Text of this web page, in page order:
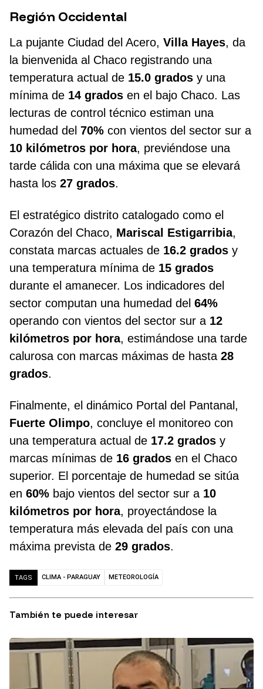
Región Occidental
La pujante Ciudad del Acero, Villa Hayes, da
la bienvenida al Chaco registrando una
temperatura actual de 15.0 grados y una
mínima de 14 grados en el bajo Chaco. Las
lecturas de control técnico estiman una
humedad del 70% con vientos del sector sur a
10 kilómetros por hora, previéndose una
tarde cálida con una máxima que se elevará
hasta los 27 grados.
El estratégico distrito catalogado como el
Corazón del Chaco, Mariscal Estigarribia,
constata marcas actuales de 16.2 grados y
una temperatura mínima de 15 grados
durante el amanecer. Los indicadores del
sector computan una humedad del 64%
operando con vientos del sector sur a 12
kilómetros por hora, estimándose una tarde
calurosa con marcas máximas de hasta 28
grados.
Finalmente, el dinámico Portal del Pantanal,
Fuerte Olimpo, concluye el monitoreo con
una temperatura actual de 17.2 grados y
marcas mínimas de 16 grados en el Chaco
superior. El porcentaje de humedad se sitúa
en 60% bajo vientos del sector sur a 10
kilómetros por hora, proyectándose la
temperatura más elevada del país con una
máxima prevista de 29 grados.
TAGS CLIMA - PARAGUAY METEOROLOGÍA
También te puede interesar